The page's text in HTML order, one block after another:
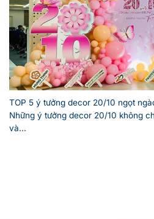
TOP 5 ý tưởng decor 20/10 ngọt
Những ý tưởng decor 20/10 không
và...